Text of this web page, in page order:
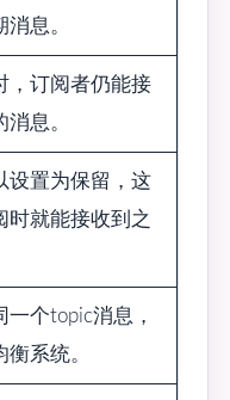
息。
，订阅者仍能接
息。
设置为保留，这
时就能接收到之
个topic消息，
系统。